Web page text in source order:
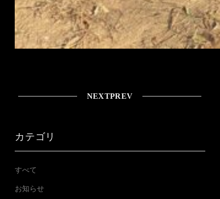
NEXTPREV
カテゴリ
すべて
お知らせ